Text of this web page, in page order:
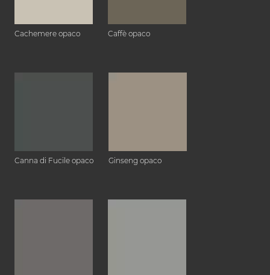
Cachemere opaco Caffè opaco
Canna di Fucile opaco Ginseng opaco